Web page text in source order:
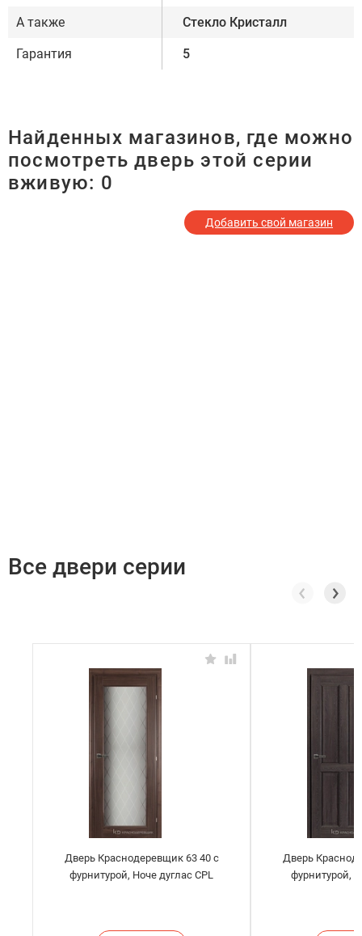
А также Стекло Кристалл
Гарантия 5
Найденных магазинов, где можно
посмотреть дверь этой серии
вживую: 0
Добавить свой магазин
Все двери серии
Дверь Краснодеревщик 63 40 с
фурнитурой, Ноче дуглас CPL
Дверь
фурнитурой,